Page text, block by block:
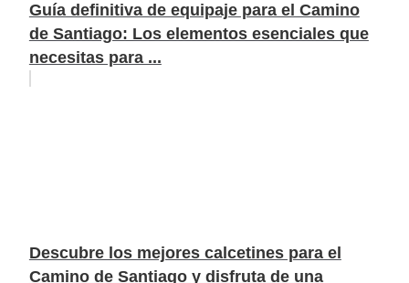
Guía definitiva de equipaje para el Camino
de Santiago: Los elementos esenciales que
necesitas para ...
Descubre los mejores calcetines para el
Camino de Santiago y disfruta de una